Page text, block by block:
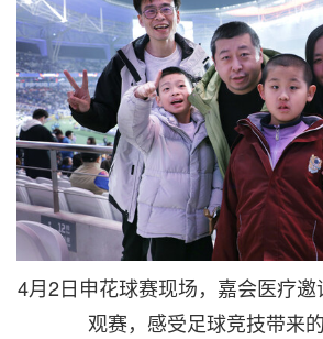
4月2日申花球赛现场，嘉会医疗
观赛，感受足球竞技带来